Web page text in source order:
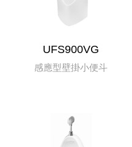
UFS900VG
感應型壁掛小便斗